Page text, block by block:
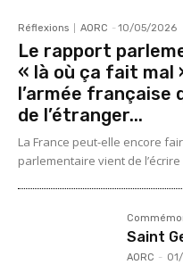
Réflexions AORC - 10/05/2026
Le rapport
« là où ça fait mal
l’armée française
de l’étranger...
La France peut-elle encore
parlementaire vient de
Saint
AORC -